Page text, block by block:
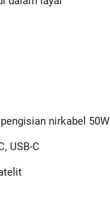
nirkabel 50W
USB-C